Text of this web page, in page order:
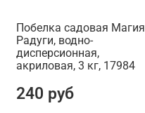
Побелка садовая Магия
Радуги, водно-
дисперсионная,
акриловая, 3 кг, 17984
240 руб